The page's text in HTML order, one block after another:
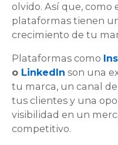
olvido. Así que, como
plataformas tienen
crecimiento de tu
Plataformas como
o LinkedIn son una
tu marca, un canal
tus clientes y una
visibilidad en un
competitivo.